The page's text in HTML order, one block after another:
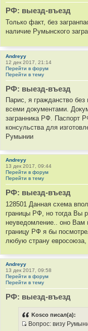
и
т
а
т
РФ: выезд-въезд
Только факт, без
наличие Румынского
Andreyy
12 дек 2017, 21:14
Перейти в форум
Перейти в тему
РФ: выезд-въезд
Парис, я гражданство
всеми документами.
загранника РФ. Паспорт
консульства для
Румынии
Andreyy
13 дек 2017, 09:44
Перейти в форум
Перейти в тему
РФ: выезд-въезд
128501 Данная схема
границы РФ, но тогда Вы
неуведомление.. оно
границу РФ я бы
любую страну евросоюза,
Andreyy
13 дек 2017, 09:58
Перейти в форум
Перейти в тему
РФ: выезд-въезд
Kosco писал(а):
Вопрос: визу